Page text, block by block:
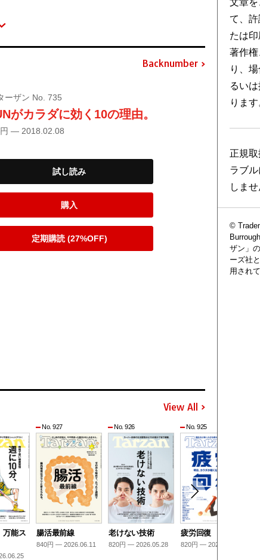
Backnumber
ーザン No. 735
がカラダに効く10の理由。
— 2018.02.08
試し読み
購入
定期購読 (27%OFF)
View All
万能ス
No. 927
腸活最前線
840円 — 2026.06.11
No. 926
老けない技術
820円 — 2026.05.28
No. 925
疲労回復
820円 — 2026.05.14
文章
て、
たは
著作
り、
るい
りま
正規
ラブ
しませ
©
ザン」
ーズ社
用され